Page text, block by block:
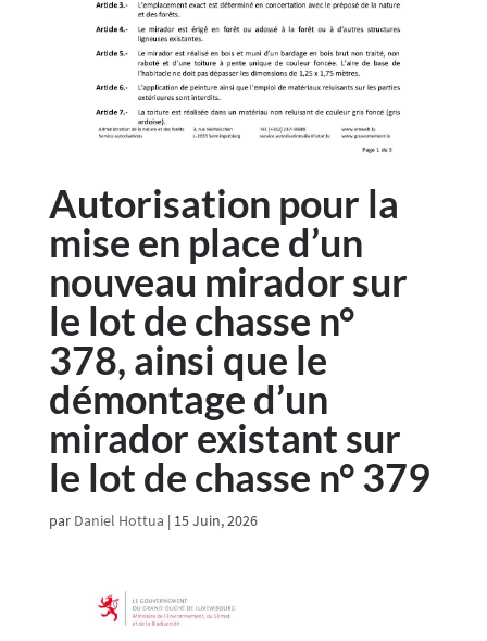
Autorisation pour la
mise en place d’un
nouveau mirador sur
le lot de chasse n°
378, ainsi que le
démontage d’un
mirador existant sur
le lot de chasse n° 379
par Daniel Hottua | 15 Juin, 2026